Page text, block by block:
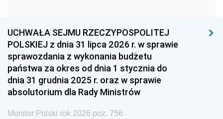
1939 1938 1937
1936 1930
UCHWAŁA SEJMU RZECZYPOSPOLITEJ
POLSKIEJ z dnia 31 lipca 2026 r. w sprawie
sprawozdania z wykonania budżetu
państwa za okres od dnia 1 stycznia do
dnia 31 grudnia 2025 r. oraz w sprawie
absolutorium dla Rady Ministrów
Monitor Polski rok 2026 poz. 756